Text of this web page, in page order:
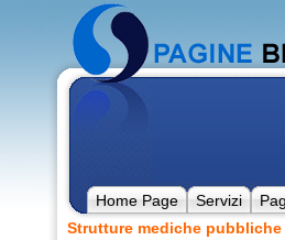
Home Page Servizi
Strutture mediche pubbliche